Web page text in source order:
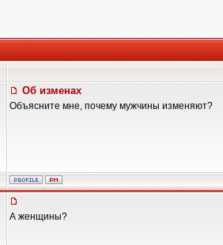
Об изменах
Объясните мне, почему мужчины изменяют?
А женщины?